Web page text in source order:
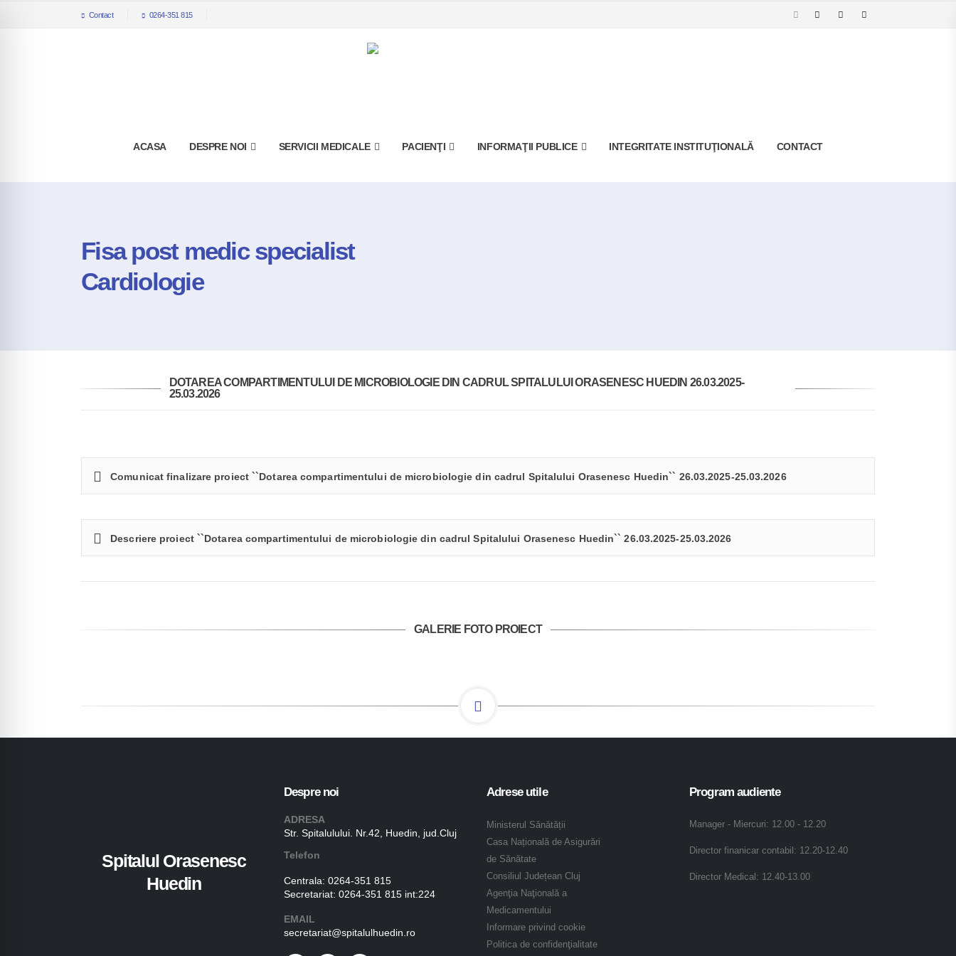
Contact 0264-351 815
ACASA DESPRE NOI SERVICII MEDICALE PACIENŢI INFORMAŢII PUBLICE INTEGRITATE INSTITUŢIONALĂ CONTACT
Fisa post medic specialist
Cardiologie
DOTAREA COMPARTIMENTULUI DE MICROBIOLOGIE DIN CADRUL SPITALULUI ORASENESC HUEDIN 26.03.2025-
25.03.2026
Comunicat finalizare proiect ``Dotarea compartimentului de microbiologie din cadrul Spitalului Orasenesc Huedin`` 26.03.2025-25.03.2026
Descriere proiect ``Dotarea compartimentului de microbiologie din cadrul Spitalului Orasenesc Huedin`` 26.03.2025-25.03.2026
GALERIE FOTO PROIECT
Spitalul Orasenesc
Huedin
Despre noi
ADRESA
Str. Spitalulului. Nr.42, Huedin, jud.Cluj
Telefon
Centrala: 0264-351 815
Secretariat: 0264-351 815 int:224
EMAIL
secretariat@spitalulhuedin.ro
Adrese utile
Ministerul Sănătății
Casa Națională de Asigurări
de Sănătate
Consiliul Județean Cluj
Agenţia Naţională a
Medicamentului
Informare privind cookie
Politica de confidenţialitate
Program audiente
Manager - Miercuri: 12.00 - 12.20
Director finanicar contabil: 12.20-12.40
Director Medical: 12.40-13.00